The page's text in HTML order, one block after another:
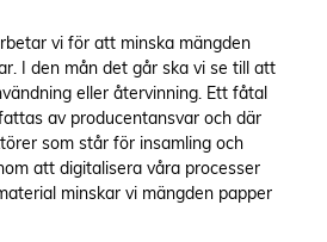
vi för att minska mängden
I den mån det går ska vi se till att
eller återvinning. Ett fåtal
av producentansvar och där
som står för insamling och
att digitalisera våra processer
minskar vi mängden papper